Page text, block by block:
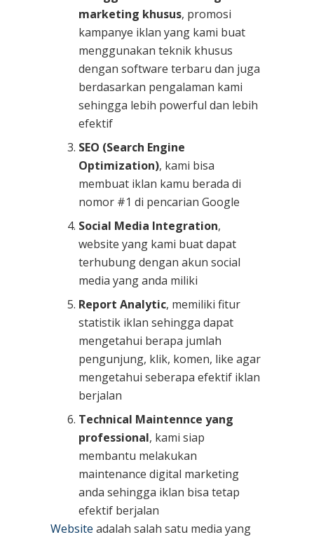
marketing khusus, promosi
kampanye iklan yang kami buat
menggunakan teknik khusus
dengan software terbaru dan juga
berdasarkan pengalaman kami
sehingga lebih powerful dan lebih
efektif
SEO (Search Engine
Optimization), kami bisa
membuat iklan kamu berada di
nomor #1 di pencarian Google
Social Media Integration,
website yang kami buat dapat
terhubung dengan akun social
media yang anda miliki
Report Analytic, memiliki fitur
statistik iklan sehingga dapat
mengetahui berapa jumlah
pengunjung, klik, komen, like agar
mengetahui seberapa efektif iklan
berjalan
Technical Maintennce yang
professional, kami siap
membantu melakukan
maintenance digital marketing
anda sehingga iklan bisa tetap
efektif berjalan
Website adalah salah satu media yang